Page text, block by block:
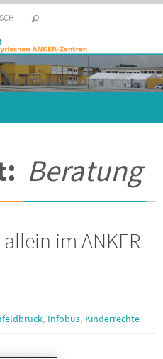
Beratung
im ANKER-
, Infobus, Kinderrechte